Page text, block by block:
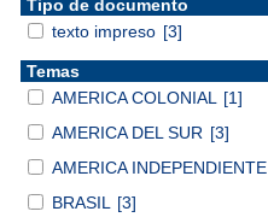
Tipo de documento
texto impreso [3]
Temas
AMERICA COLONIAL
[1]
AMERICA DEL SUR [3]
AMERICA INDEPENDIENTE
BRASIL
[3]